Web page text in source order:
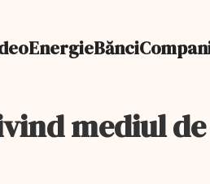
EnergieBănci
mediul